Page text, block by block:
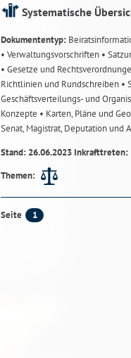
Systematische
Dokumententyp:
• Verwaltungsvorschriften •
• Gesetze und
Richtlinien und Rundschreiben •
Geschäftsverteilungs- und
Konzepte • Karten, Pläne und
Senat, Magistrat, Deputation und
Stand: 26.06.2023 Inkrafttreten:
Themen:
Seite 1